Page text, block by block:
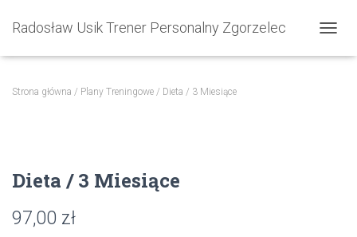
Radosław Usik Trener Personalny Zgorzelec
Strona główna / Plany Treningowe / Dieta / 3 Miesiące
Dieta / 3 Miesiące
97,00 zł